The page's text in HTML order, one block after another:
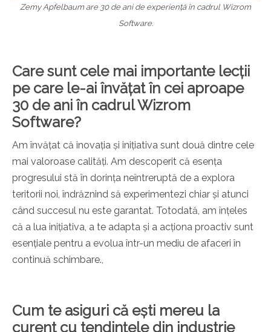
Zemy Apfelbaum are 30 de ani de experiență în cadrul Wizrom
Software.
Care sunt cele mai importante lecții
pe care le-ai învățat în cei aproape
30 de ani în cadrul Wizrom
Software?
Am învățat că inovația și inițiativa sunt două dintre cele
mai valoroase calități. Am descoperit că esența
progresului stă în dorința neîntreruptă de a explora
teritorii noi, îndrăznind să experimentezi chiar și atunci
când succesul nu este garantat. Totodată, am înțeles
că a lua inițiativa, a te adapta și a acționa proactiv sunt
esențiale pentru a evolua într-un mediu de afaceri în
continuă schimbare.,
Cum te asiguri că ești mereu la
curent cu tendințele din industrie